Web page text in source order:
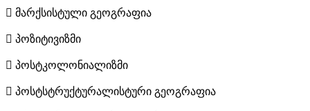
 მარქსისტული გეოგრაფია
 პოზიტივიზმი
 პოსტკოლონიალიზმი
 პოსტსტრუქტურალისტური გეოგრაფია